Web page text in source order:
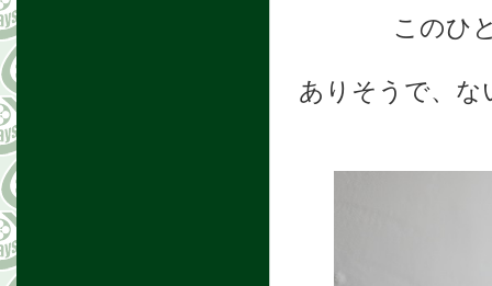
このひ
ありそうで、な